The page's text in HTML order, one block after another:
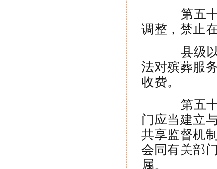
第五十
调整，禁止
县级以
法对殡葬服
收费。
第五十
门应当建立
共享监督机
会同有关部
属。